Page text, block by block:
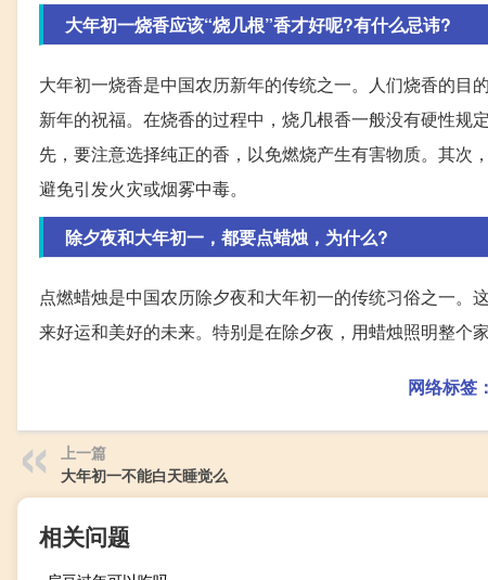
大年初一烧香应该“烧几根”香才好呢?有什么忌讳?
大年初一烧香是中国农历新年的传统之一。人们烧香的
新年的祝福。在烧香的过程中，烧几根香一般没有硬性
先，要注意选择纯正的香，以免燃烧产生有害物质。其次
避免引发火灾或烟雾中毒。
除夕夜和大年初一，都要点蜡烛，为什么?
点燃蜡烛是中国农历除夕夜和大年初一的传统习俗之一
来好运和美好的未来。特别是在除夕夜，用蜡烛照明整个
网络标签：
上一篇
大年初一不能白天睡觉么
相关问题